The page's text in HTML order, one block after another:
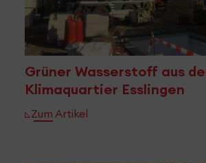
Grüner Wasserstoff aus
Klimaquartier Esslingen
Zum Artikel